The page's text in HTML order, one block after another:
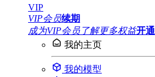
VIP
VIP会员续期
成为VIP会员 了解更多权益开通
我的主页
我的模型